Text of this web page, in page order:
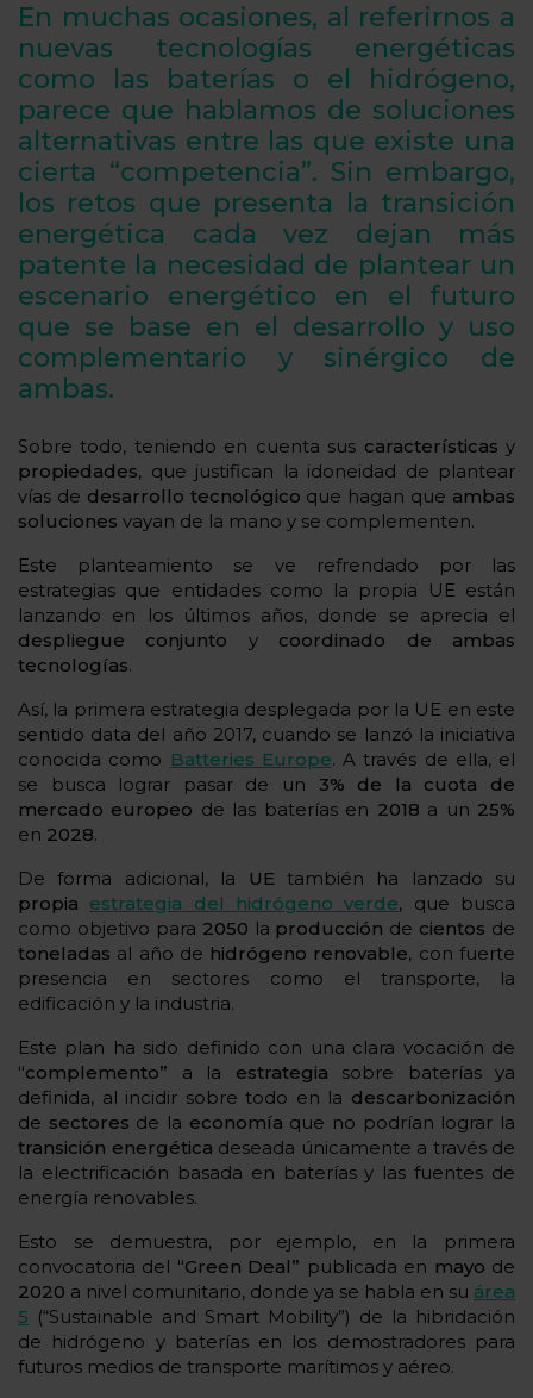
En muchas ocasiones, al referirnos a
nuevas tecnologías energéticas
como las baterías o el hidrógeno,
parece que hablamos de soluciones
alternativas entre las que existe una
cierta “competencia”. Sin embargo,
los retos que presenta la transición
energética cada vez dejan más
patente la necesidad de plantear un
escenario energético en el futuro
que se base en el desarrollo y uso
complementario y sinérgico de
ambas.
Sobre todo, teniendo en cuenta sus características y
propiedades, que justifican la idoneidad de plantear
vías de desarrollo tecnológico que hagan que ambas
soluciones vayan de la mano y se complementen.
Este planteamiento se ve refrendado por las
estrategias que entidades como la propia UE están
lanzando en los últimos años, donde se aprecia el
despliegue conjunto y coordinado
de ambas
tecnologías.
Así, la primera estrategia desplegada por la UE en este
sentido data del año 2017, cuando se lanzó la iniciativa
conocida como Batteries Europe. A través de ella, el
se busca lograr pasar de un 3% de la cuota de
mercado europeo de las baterías en 2018 a un 25%
en 2028.
De forma adicional, la
UEtambién ha lanzado su
propia estrategia del hidrógeno verde, que busca
como objetivo para 2050 la producción de cientos de
toneladas al año de hidrógeno renovable, con fuerte
presencia en sectores como el transporte, la
edificación y la industria.
Este plan ha sido definido con una clara vocación de
“complemento” a la estrategia sobre baterías ya
definida, al incidir sobre todo en la descarbonización
de sectores de la economía que no podrían lograr la
transición energética deseada únicamente a través de
la electrificación basada en baterías y las fuentes de
energía renovables.
Esto se demuestra, por ejemplo, en la primera
convocatoria del “Green Deal” publicada en mayo de
2020 a nivel comunitario, donde ya se habla en su área
5 (“Sustainable and Smart Mobility”) de la hibridación
de hidrógeno y baterías en los demostradores para
futuros medios de transporte marítimos y aéreo.